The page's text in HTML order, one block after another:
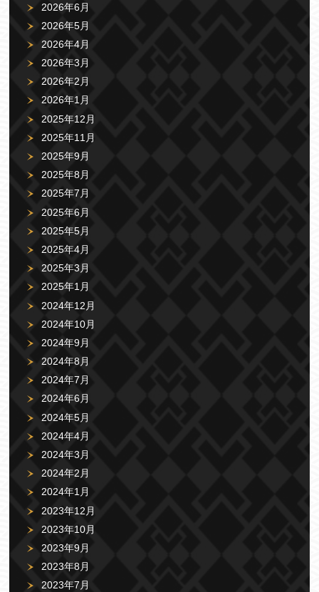
2026年6月
2026年5月
2026年4月
2026年3月
2026年2月
2026年1月
2025年12月
2025年11月
2025年9月
2025年8月
2025年7月
2025年6月
2025年5月
2025年4月
2025年3月
2025年1月
2024年12月
2024年10月
2024年9月
2024年8月
2024年7月
2024年6月
2024年5月
2024年4月
2024年3月
2024年2月
2024年1月
2023年12月
2023年10月
2023年9月
2023年8月
2023年7月